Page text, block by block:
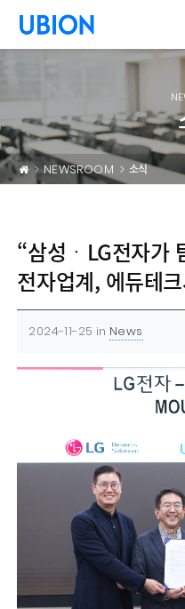
메뉴 건너 뛰기
NEWSROOM 소식
“삼성ㆍLG전자가
전자업계, 에듀테
2024-11-25 in News